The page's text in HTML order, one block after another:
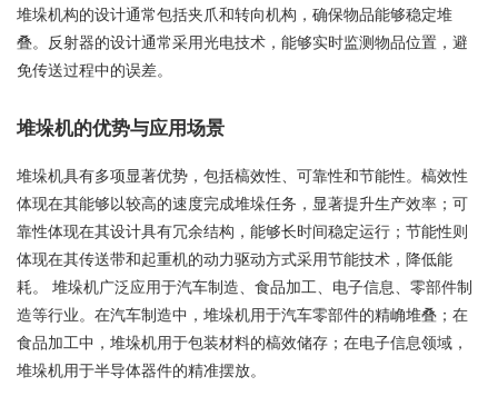
堆垛机构的设计通常包括夹爪和转向机构，确保物品能够稳定堆
叠。反射器的设计通常采用光电技术，能够实时监测物品位置，避
免传送过程中的误差。
堆垛机的优势与应用场景
堆垛机具有多项显著优势，包括槁效性、可靠性和节能性。槁效性
体现在其能够以较高的速度完成堆垛任务，显著提升生产效率；可
靠性体现在其设计具有冗余结构，能够长时间稳定运行；节能性则
体现在其传送带和起重机的动力驱动方式采用节能技术，降低能
耗。 堆垛机广泛应用于汽车制造、食品加工、电子信息、零部件制
造等行业。在汽车制造中，堆垛机用于汽车零部件的精崅堆叠；在
食品加工中，堆垛机用于包装材料的槁效储存；在电子信息领域，
堆垛机用于半导体器件的精准摆放。